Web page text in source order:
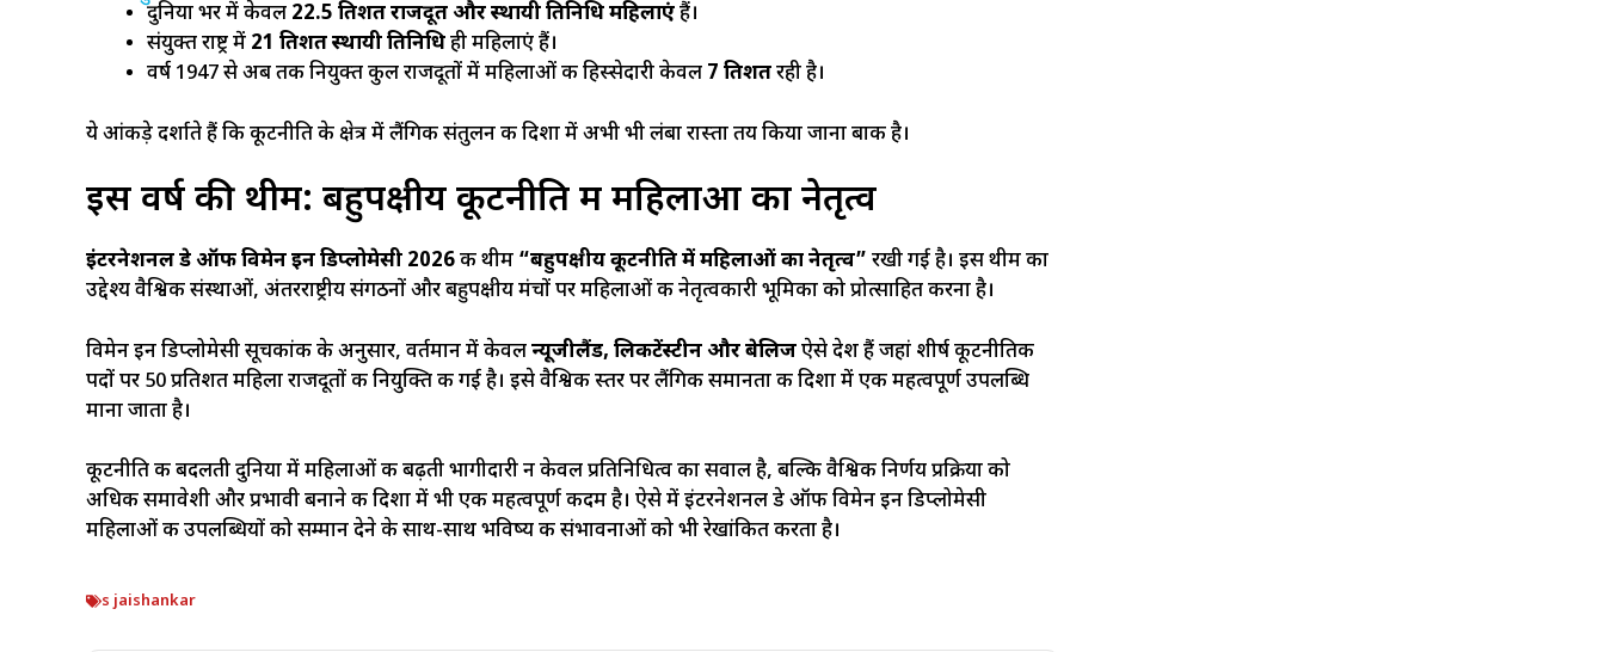
दुनिया भर में केवल 22.5 प्रतिशत राजदूत और स्थायी प्रतिनिधि महिलाएंहैं।
संयुक्त राष्ट्र में 21 प्रतिशत स्थायी प्रतिनिधिही महिलाएं हैं।
वर्ष 1947 से अब तक नियुक्त कुल राजदूतों में महिलाओं की हिस्सेदारी केवल 7 प्रतिशतरही है।
ये आंकड़े दर्शाते हैं कि कूटनीति के क्षेत्र में लैंगिक संतुलन की दिशा में अभी भी लंबा रास्ता तय किया जाना बाकी है।
इस वर्ष की थीम: बहुपक्षीय कूटनीति में महिलाओं का नेतृत्व
इंटरनेशनल डे ऑफ विमेन इन डिप्लोमेसी 2026की थीम “बहुपक्षीय कूटनीति में महिलाओं का नेतृत्व” रखी गई है। इस थीम का
उद्देश्य वैश्विक संस्थाओं, अंतरराष्ट्रीय संगठनों और बहुपक्षीय मंचों पर महिलाओं की नेतृत्वकारी भूमिका को प्रोत्साहित करना है।
विमेन इन डिप्लोमेसी सूचकांक के अनुसार, वर्तमान में केवलन्यूजीलैंड, लिकटेंस्टीन और बेलिजऐसे देश हैं जहां शीर्ष कूटनीतिक
पदों पर 50 प्रतिशत महिला राजदूतों की नियुक्ति की गई है। इसे वैश्विक स्तर पर लैंगिक समानता की दिशा में एक महत्वपूर्ण उपलब्धि
माना जाता है।
कूटनीति की बदलती दुनिया में महिलाओं की बढ़ती भागीदारी न केवल प्रतिनिधित्व का सवाल है, बल्कि वैश्विक निर्णय प्रक्रिया को
अधिक समावेशी और प्रभावी बनाने की दिशा में भी एक महत्वपूर्ण कदम है। ऐसे में इंटरनेशनल डे ऑफ विमेन इन डिप्लोमेसी
महिलाओं की उपलब्धियों को सम्मान देने के साथ-साथ भविष्य की संभावनाओं को भी रेखांकित करता है।
s jaishankar